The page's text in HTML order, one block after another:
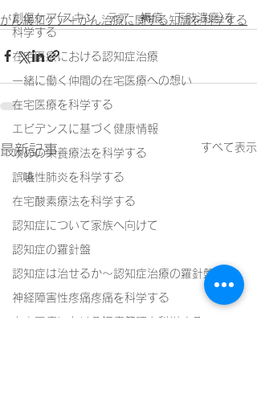
創傷ケア(スキン テア、褥瘡、下肢潰瘍)を
科学する
在宅医療における認知症治療
一緒に働く仲間の在宅医療への想い
在宅医療を科学する
エビデンスに基づく健康情報
攻めの栄養療法を科学する
誤嚥性肺炎を科学する
在宅酸素療法を科学する
認知症について家族へ向けて
認知症の羅針盤
認知症は治せるか～認知症治療の羅針盤
神経障害性疼痛疼痛を科学する
がん緩和ケア＋がん治療に関する知識を科学する
最新記事 すべて表示